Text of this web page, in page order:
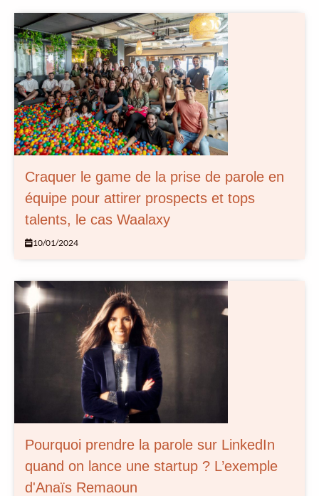
Craquer le game de la prise de parole en
équipe pour attirer prospects et tops
talents, le cas Waalaxy
10/01/2024
Pourquoi prendre la parole sur LinkedIn
quand on lance une startup ? L’exemple
d'Anaïs Remaoun